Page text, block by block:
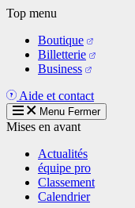
Aller
contenu
principal
Top menu
Boutique
Billetterie
Business
Aide et contact
Menu Fermer
Mises en avant
Actualités
équipe pro
Classement
Calendrier